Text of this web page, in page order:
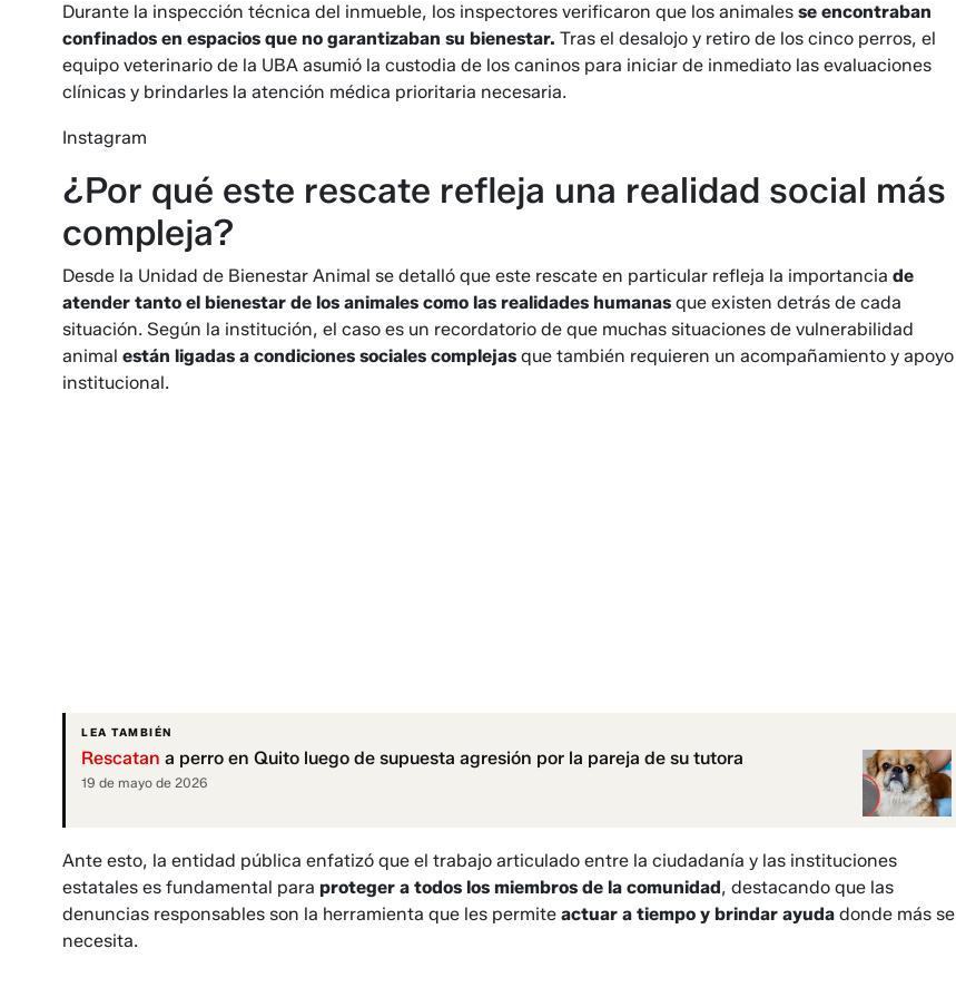
Durante la inspección técnica del inmueble, los inspectores verificaron que los animales se encontraban
confinados en espacios que no garantizaban su bienestar. Tras el desalojo y retiro de los cinco perros, el
equipo veterinario de la UBA asumió la custodia de los caninos para iniciar de inmediato las evaluaciones
clínicas y brindarles la atención médica prioritaria necesaria.
Instagram
¿Por qué este rescate refleja una realidad social más
compleja?
Desde la Unidad de Bienestar Animal se detalló que este rescate en particular refleja la importancia de
atender tanto el bienestar de los animales como las realidades humanas que existen detrás de cada
situación. Según la institución, el caso es un recordatorio de que muchas situaciones de vulnerabilidad
animal están ligadas a condiciones sociales complejas que también requieren un acompañamiento y apoyo
institucional.
LEA TAMBIÉN
Rescatan a perro en Quito luego de supuesta agresión por la pareja de su tutora
19 de mayo de 2026
Ante esto, la entidad pública enfatizó que el trabajo articulado entre la ciudadanía y las instituciones
estatales es fundamental para proteger a todos los miembros de la comunidad, destacando que las
denuncias responsables son la herramienta que les permite actuar a tiempo y brindar ayuda donde más se
necesita.